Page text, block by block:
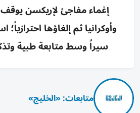
إغماء مفاجئ لإريكسن
وأوكرانيا ثم إلغاؤها
سيراً وسط متابعة طبية وتذكير
متابعات: «الخليج»